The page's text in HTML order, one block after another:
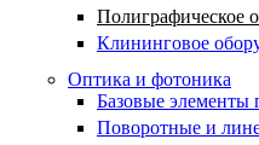
Полиграфическое
Клининговое
Оптика и фотоника
Базовые элементы
Поворотные и